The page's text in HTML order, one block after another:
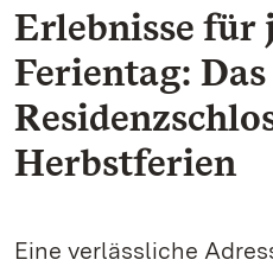
Erlebnisse für
Ferientag: Das
Herbstferien
Eine verlässliche